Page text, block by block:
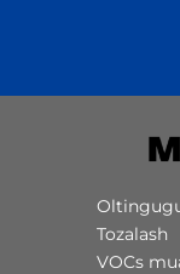
Tozalash
VOCs